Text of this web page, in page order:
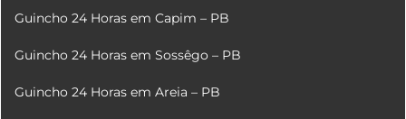
Guincho 24 Horas em Capim – PB
Guincho 24 Horas em Sossêgo – PB
Guincho 24 Horas em Areia – PB